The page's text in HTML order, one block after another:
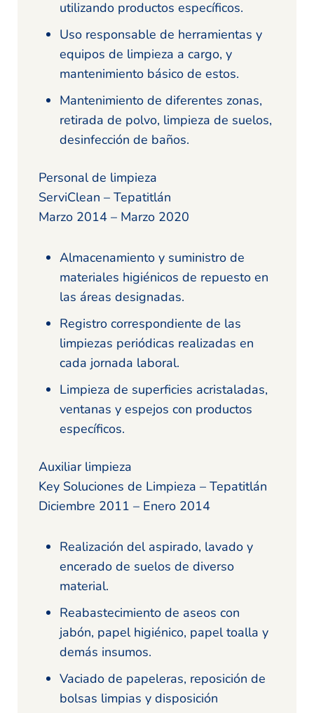
utilizando productos específicos.
Uso responsable de herramientas y
equipos de limpieza a cargo, y
mantenimiento básico de estos.
Mantenimiento de diferentes zonas,
retirada de polvo, limpieza de suelos,
desinfección de baños.
Personal de limpieza
ServiClean – Tepatitlán
Marzo 2014 – Marzo 2020
Almacenamiento y suministro de
materiales higiénicos de repuesto en
las áreas designadas.
Registro correspondiente de las
limpiezas periódicas realizadas en
cada jornada laboral.
Limpieza de superficies acristaladas,
ventanas y espejos con productos
específicos.
Auxiliar limpieza
Key Soluciones de Limpieza – Tepatitlán
Diciembre 2011 – Enero 2014
Realización del aspirado, lavado y
encerado de suelos de diverso
material.
Reabastecimiento de aseos con
jabón, papel higiénico, papel toalla y
demás insumos.
Vaciado de papeleras, reposición de
bolsas limpias y disposición